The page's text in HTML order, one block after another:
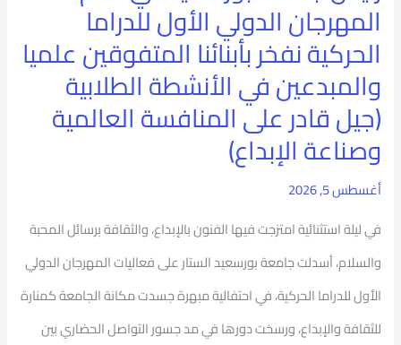
جيل
مبدع
وقادر
على
المنافسة
المهرجان الدولي الأول للدراما
الحركية نفخر بأبنائنا المتفوقين علميا
والمبدعين في الأنشطة الطلابية
(جيل قادر على المنافسة العالمية
وصناعة الإبداع)
أغسطس 5, 2026
في ليلة استثنائية امتزجت فيها الفنون بالإبداع، والثقافة برسائل المحبة
والسلام، أسدلت جامعة بورسعيد الستار على فعاليات المهرجان الدولي
الأول للدراما الحركية، في احتفالية مبهرة جسدت مكانة الجامعة كمنارة
للثقافة والإبداع، ورسخت دورها في مد جسور التواصل الحضاري بين
الحركية
نفخر
بأبنائنا
المتفوقين
علميا
والمبدعين
في
الأنشطة
الطلابية
(جيل